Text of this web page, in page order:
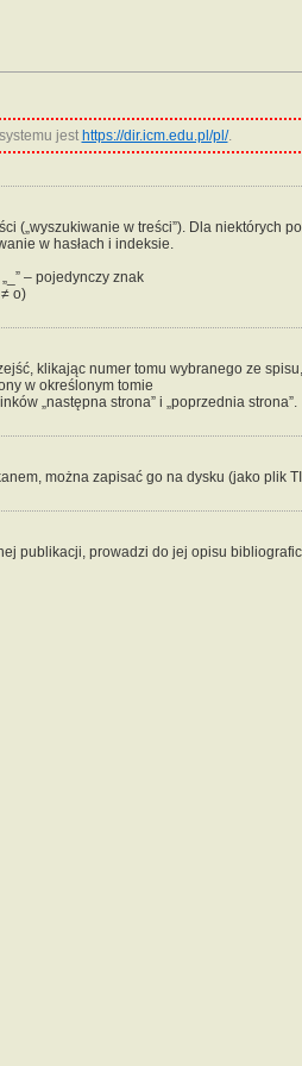
jest https://dir.icm.edu.pl/pl/.
(„wyszukiwanie w treści”). Dla niektórych
w hasłach i indeksie.
– pojedynczy znak
o)
klikając numer tomu wybranego ze
w określonym tomie
„następna strona” i „poprzednia strona”.
można zapisać go na dysku (jako plik
publikacji, prowadzi do jej opisu